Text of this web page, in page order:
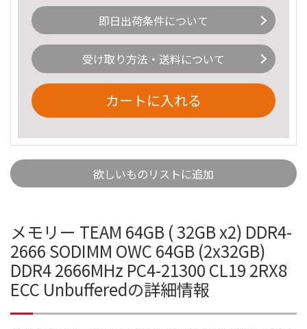
即日出荷条件について
受け取り方法・送料について
カートに入れる
欲しいものリストに追加
メモリー TEAM 64GB ( 32GB x2) DDR4-
2666 SODIMM OWC 64GB (2x32GB)
DDR4 2666MHz PC4-21300 CL19 2RX8
ECC Unbufferedの詳細情報